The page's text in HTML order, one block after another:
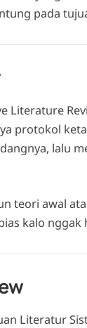
pada
Literature
protokol
lalu
teori awal
kalo nggak
Literatur